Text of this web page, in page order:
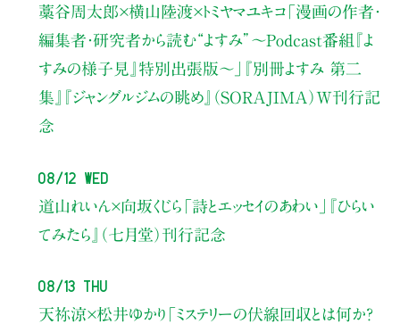
藁谷周太郎×横山陸渡×トミヤマユキコ「漫画の作者・
編集者・研究者から読む“よすみ” 〜Podcast番組『よ
すみの様子見』特別出張版〜」
『別冊よすみ 第二
集』『ジャングルジムの眺め』（SORAJIMA）W刊行記
念
08/12 Wed
道山れいん×向坂くじら 「詩とエッセイのあわい」
『ひらい
てみたら』（七月堂）刊行記念
08/13 Thu
天祢涼×松井ゆかり 「ミステリーの伏線回収とは何か？